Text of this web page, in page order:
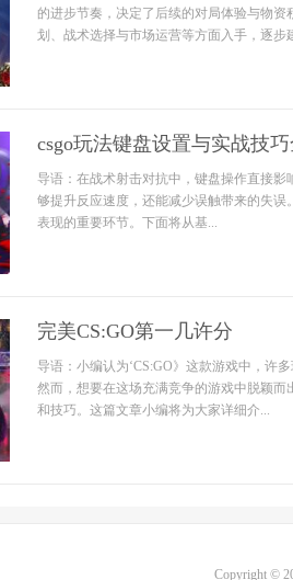
的进步节奏，决定了后续的对局体验与物
划、战术选择与市场运营等方面入手，逐步
csgo玩法键盘设置与实战技
导语：在战术射击对抗中，键盘操作直接
够提升反应速度，还能减少误触带来的失误
表现的重要环节。下面将从基...
完美CS:GO第一几许分
导语：小编认为‘CS:GO》这款游戏中，许
然而，想要在这场充满竞争的游戏中脱颖
和技巧。这篇文章小编将为大家详细介...
Copyright ©